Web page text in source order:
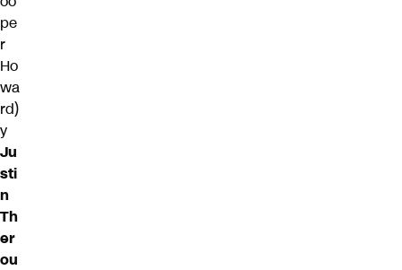
pe
r
Ho
wa
rd)
y
Ju
sti
n
Th
er
ou